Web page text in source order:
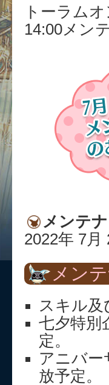
トーラム
14:00メン
メンテ
2022年 7月
メン
スキル
七夕特別
定。
アニバー
放予定。